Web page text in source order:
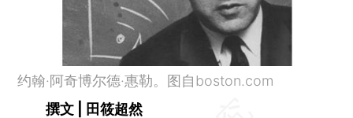
约翰·阿奇博尔德·惠勒。图自boston.com
撰文 | 田筱超然